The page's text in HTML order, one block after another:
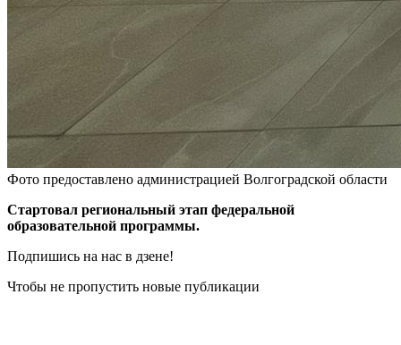
Фото предоставлено администрацией Волгоградской области
Стартовал региональный этап федеральной
образовательной программы.
Подпишись на нас в дзене!
Чтобы не пропустить новые публикации